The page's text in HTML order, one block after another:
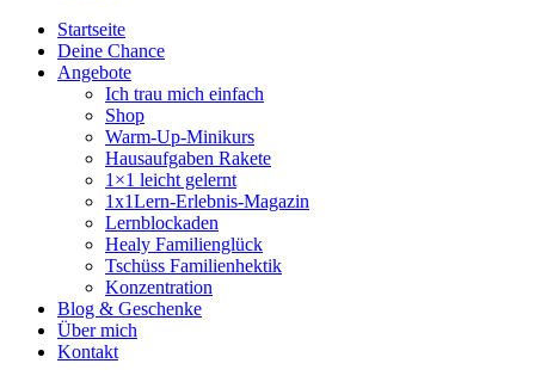
Startseite
Deine Chance
Angebote
Ich trau mich einfach
Shop
Warm-Up-Minikurs
Hausaufgaben Rakete
1×1 leicht gelernt
1x1Lern-Erlebnis-Magazin
Lernblockaden
Healy Familienglück
Tschüss Familienhektik
Konzentration
Blog & Geschenke
Über mich
Kontakt